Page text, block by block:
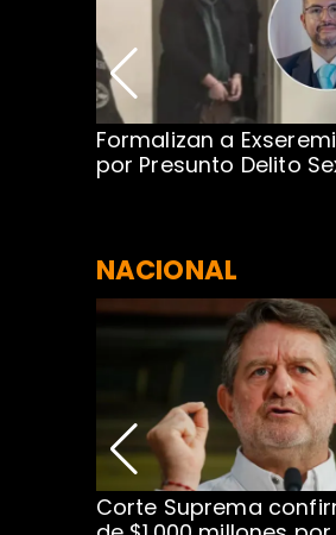
Formalizan a
por Presunto Delito
NACIONAL
Corte Suprema